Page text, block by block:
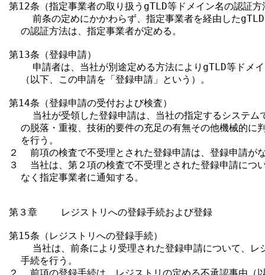
第12条（指定事業者の取り扱うgTLD等ドメイン名の認証方
前条の定めにかかわらず、指定事業者を経由した
  の認証方法は、指定事業者が定める。
第13条（登録申請）
申請者は、当社が別途定める方法によりgTLD等ドメ
  （以下、この申請を「登録申請」という）。
第14条（登録申請の受付および検査）
当社が受領した登録申請は、当社の指定するシステム
の脱落・重複、技術的要件の充足の有無その他機械的に
  を行う。
２  前項の検査で不受理とされた登録申請は、登録申請が
３  当社は、第２項の検査で不受理とされた登録申請につ
  なく指定事業者に通知する。
第３章    レジストリへの登録手続および登録
第15条（レジストリへの登録手続）
当社は、前条により受理された登録申請について、レ
  手続を行う。